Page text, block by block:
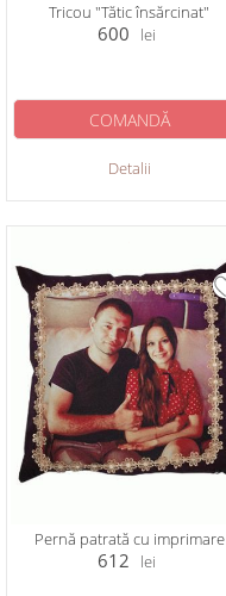
Tricou "Tătic însărcinat"
600 lei
Detalii
COMANDĂ
Pernă patrată cu imprimare
612 lei